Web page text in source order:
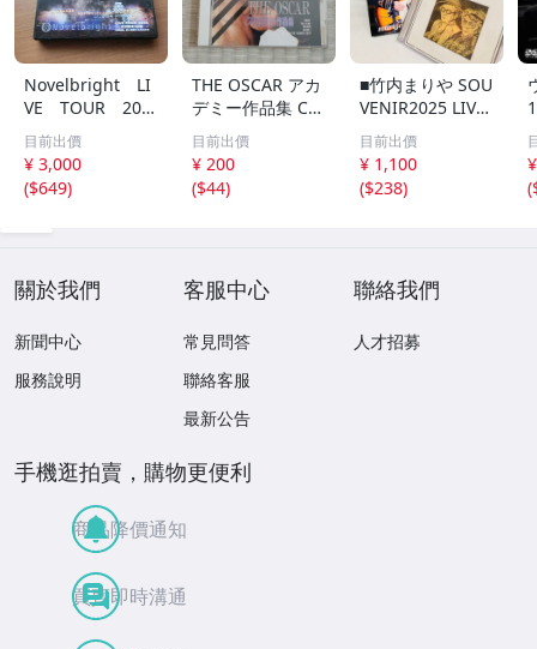
Novelbright LI
VE TOUR 202
4 ～CIRCUS
～ DVD 3枚
組 （中古品）
目前出價
¥ 3,000
($649)
THE OSCAR アカ
デミー作品集 CD
映画音楽 サウン
ドトラック
目前出價
¥ 200
($44)
■竹内まりや SOU
VENIR2025 LIVE
DVD ＆ SUGARB
ABE シュガー・
ベイブ 山下達郎
SONGS 2枚組 20
目前出價
¥ 1,100
($238)
(
關於我們
新聞中心
服務說明
客服中心
常見問答
聯絡客服
最新公告
聯絡我們
人才招募
手機逛拍賣，購物更便利
商品降價通知
買賣即時溝通